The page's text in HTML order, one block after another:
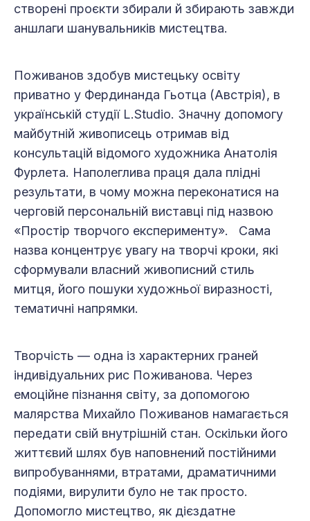
створені проєкти збирали й збирають завжди
аншлаги шанувальників мистецтва.
Поживанов здобув мистецьку освіту
приватно у Фердинанда Гьотца (Австрія), в
українській студії L.Studio. Значну допомогу
майбутній живописець отримав від
консультацій відомого художника Анатолія
Фурлета. Наполеглива праця дала плідні
результати, в чому можна переконатися на
черговій персональній виставці під назвою
«Простір творчого експерименту». Сама
назва концентрує увагу на творчі кроки, які
сформували власний живописний стиль
митця, його пошуки художньої виразності,
тематичні напрямки.
Творчість — одна із характерних граней
індивідуальних рис Поживанова. Через
емоційне пізнання світу, за допомогою
малярства Михайло Поживанов намагається
передати свій внутрішній стан. Оскільки його
життєвий шлях був наповнений постійними
випробуваннями, втратами, драматичними
подіями, вирулити було не так просто.
Допомогло мистецтво, як дієздатне